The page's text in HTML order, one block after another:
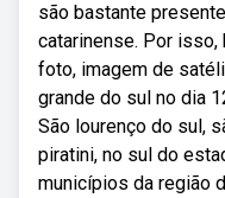
são bastante
catarinense. Por isso,
foto, imagem de
grande do sul no dia
São lourenço do sul,
piratini, no sul do
municípios da região